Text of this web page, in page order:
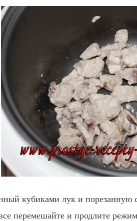
кубиками лук и порезанную
перемешайте и продлите